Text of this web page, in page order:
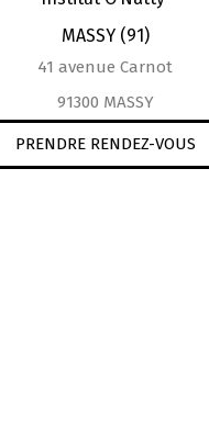
MASSY (91)
41 avenue Carnot
91300 MASSY
PRENDRE RENDEZ-VOUS